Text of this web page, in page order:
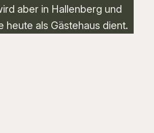
aber in Hallenberg und
als Gästehaus dient.